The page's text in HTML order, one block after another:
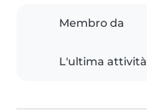
Membro da
L'ultima attività